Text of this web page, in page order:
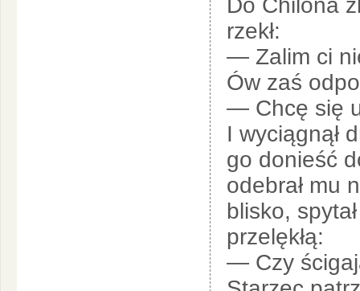
rzekł:
— Zalim ci
Ów zaś
— Chcę się
I wyciągnął
go donieść
odebrał mu
blisko,
przelękłą:
— Czy